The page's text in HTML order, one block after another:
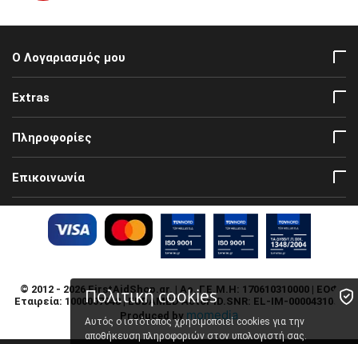
Ο Λογαριασμός μου
Extras
Πληροφορίες
Επικοινωνία
© 2012 - 2026 FirstAidShop.gr. | Αρ. Γ.Ε.Μ.Η: 170610310000 | ΕΟΦ
Εταιρεία: 1000007048 | EUDAMED Actor ID.SNR: EL-IM-000043108 |
Produced by momedia
Πολιτική cookies
Αυτός ο ιστότοπος χρησιμοποιεί cookies για την
αποθήκευση πληροφοριών στον υπολογιστή σας.